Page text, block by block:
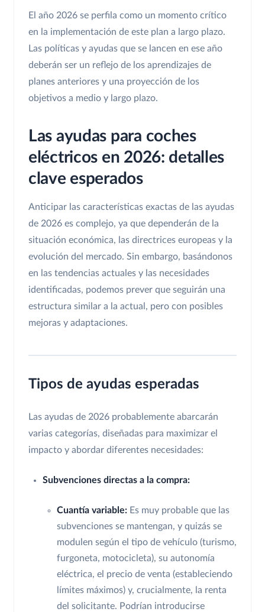
El año 2026 se perfila como un momento crítico
en la implementación de este plan a largo plazo.
Las políticas y ayudas que se lancen en ese año
deberán ser un reflejo de los aprendizajes de
planes anteriores y una proyección de los
objetivos a medio y largo plazo.
Las ayudas para coches
eléctricos en 2026: detalles
clave esperados
Anticipar las características exactas de las ayudas
de 2026 es complejo, ya que dependerán de la
situación económica, las directrices europeas y la
evolución del mercado. Sin embargo, basándonos
en las tendencias actuales y las necesidades
identificadas, podemos prever que seguirán una
estructura similar a la actual, pero con posibles
mejoras y adaptaciones.
Tipos de ayudas esperadas
Las ayudas de 2026 probablemente abarcarán
varias categorías, diseñadas para maximizar el
impacto y abordar diferentes necesidades:
Subvenciones directas a la compra:
Cuantía variable: Es muy probable que las
subvenciones se mantengan, y quizás se
modulen según el tipo de vehículo (turismo,
furgoneta, motocicleta), su autonomía
eléctrica, el precio de venta (estableciendo
límites máximos) y, crucialmente, la renta
del solicitante. Podrían introducirse